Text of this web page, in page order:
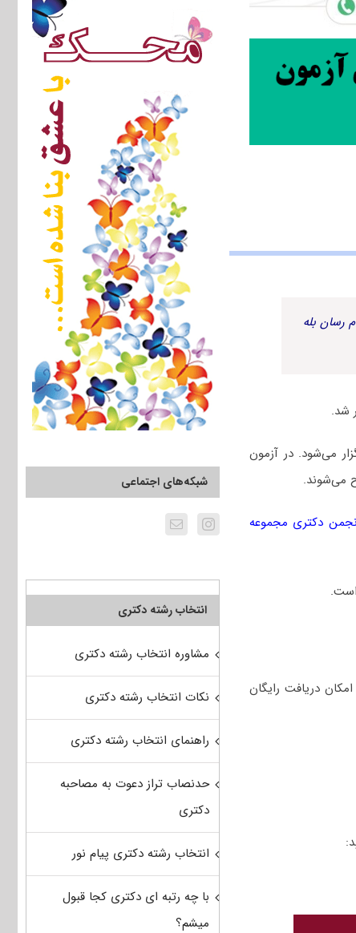
رسان بله
۱۴۰۴ دوم اسفندماه برگزار می‌شود. در آزمون
می‌شوند.
دکتری مجموعه
دریافت رایگان
شبکه‌های اجتماعی
انتخاب رشته دکتری
مشاوره انتخاب رشته دکتری
نکات انتخاب رشته دکتری
راهنمای انتخاب رشته دکتری
حدنصاب تراز دعوت به مصاحبه
دکتری
انتخاب رشته دکتری پیام نور
با چه رتبه ای دکتری کجا قبول
میشم؟